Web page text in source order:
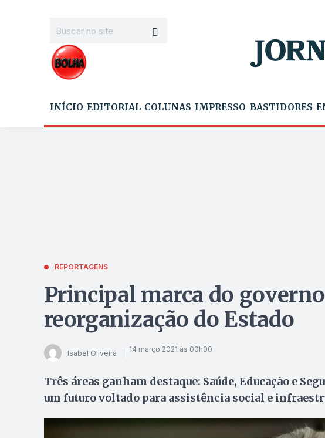
INÍCIO EDITORIAL COLUNAS IMPRESSO BASTIDORES
REPORTAGENS
Principal marca do governo
reorganização do Estado
Isabel Oliveira 14 março 2021 às 00h00
Três áreas ganham destaque: Saúde, Educação e
um futuro voltado para assistência social e